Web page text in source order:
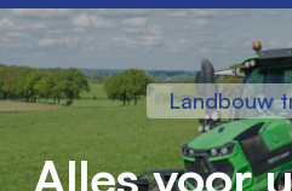
Landbouw
Alles voor
Altijd een
Industrie
Uw